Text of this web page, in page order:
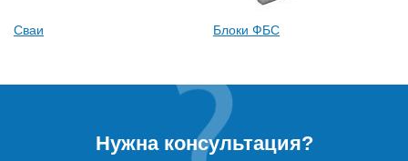
Сваи Блоки ФБС
Нужна консультация?